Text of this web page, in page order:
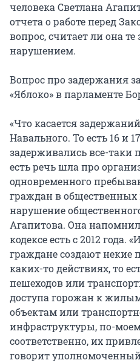
человека Светлана
отчета о работе перед
вопрос, считает ли она
нарушением.
Вопрос про задержания
«Яблоко» в парламенте
«Что касается
Навального. То есть 16 и
задерживались все-таки
есть речь шла про
одновременного
граждан в общественных
нарушение
Агапитова. Она
кодексе есть с 2012 года.
граждане создают
каких-то действиях, то
пешеходов или
доступа горожан к
объектам или
инфраструктуры, по-
соответственно, их
говорит